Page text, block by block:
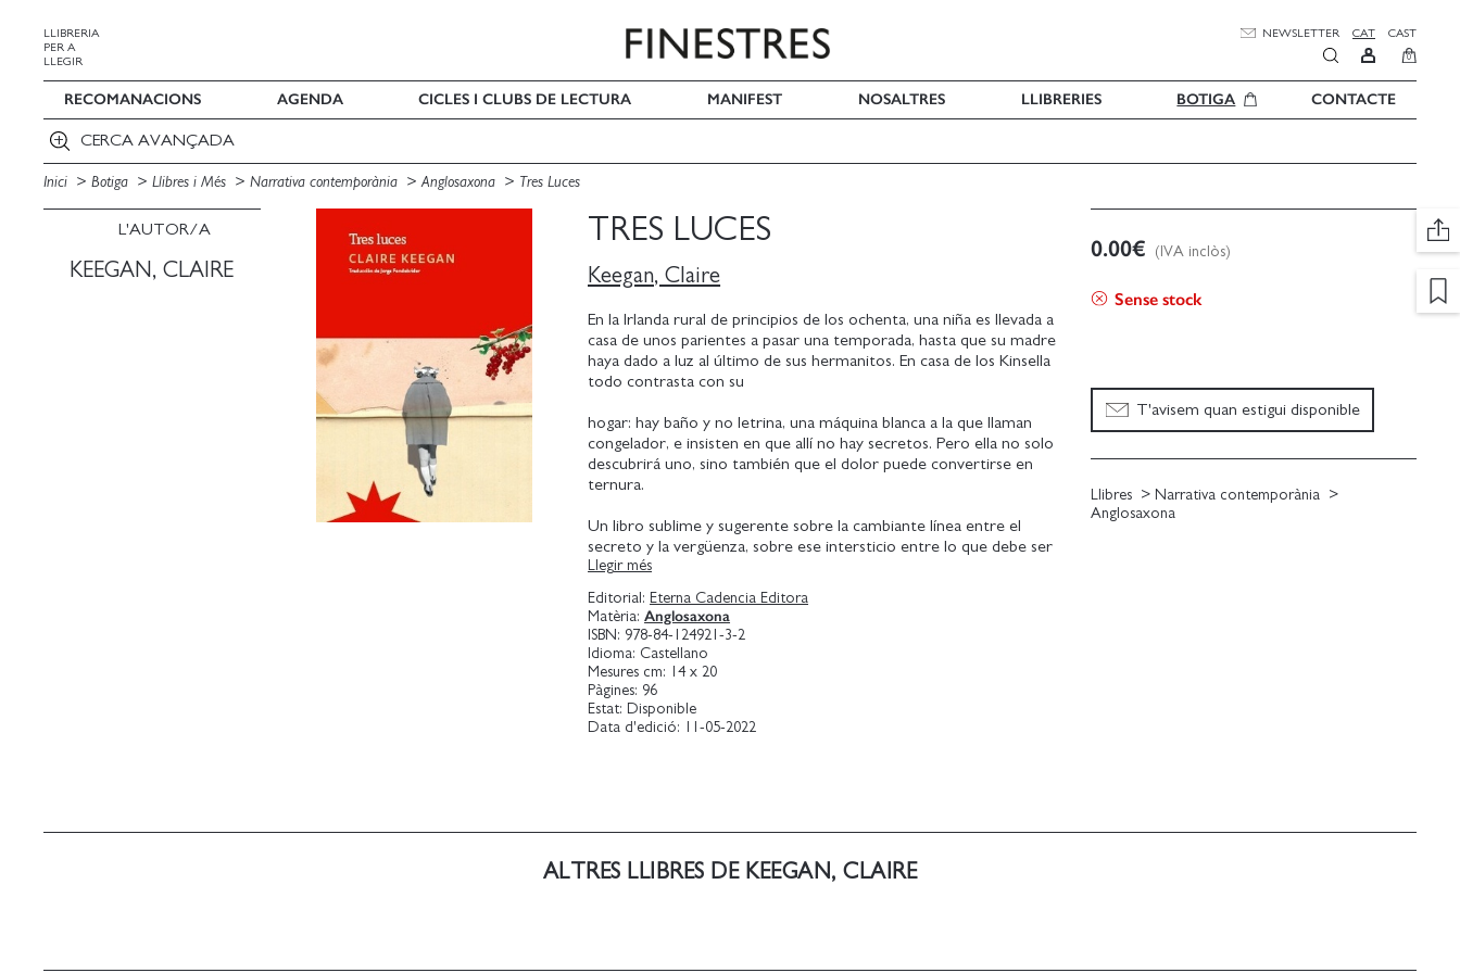
LLIBRERIA
PER A
LLEGIR
NEWSLETTER CAT CAST
0
RECOMANACIONS AGENDA CICLES I CLUBS DE LECTURA MANIFEST NOSALTRES LLIBRERIES BOTIGA CONTACTE
CERCA AVANÇADA
Inici Botiga Llibres i Més Narrativa contemporània Anglosaxona Tres Luces
L'AUTOR/A
KEEGAN, CLAIRE
TRES LUCES
Keegan, Claire
En la Irlanda rural de principios de los ochenta, una niña es llevada a
casa de unos parientes a pasar una temporada, hasta que su madre
haya dado a luz al último de sus hermanitos. En casa de los Kinsella
todo contrasta con su
hogar: hay baño y no letrina, una máquina blanca a la que llaman
congelador, e insisten en que allí no hay secretos. Pero ella no solo
descubrirá uno, sino también que el dolor puede convertirse en
ternura.
Un libro sublime y sugerente sobre la cambiante línea entre el
secreto y la vergüenza, sobre ese intersticio entre lo que debe ser
dicho y lo que debe callarse.
Llegir més
Editorial: Eterna Cadencia Editora
Matèria:Anglosaxona
ISBN: 978-84-124921-3-2
Idioma: Castellano
Mesures cm: 14 x 20
Pàgines: 96
Estat: Disponible
Data d'edició: 11-05-2022
0.00€ (IVA inclòs)
Sense stock
T'avisem quan estigui disponible
Llibres
Narrativa contemporània
Anglosaxona
ALTRES LLIBRES DE KEEGAN, CLAIRE